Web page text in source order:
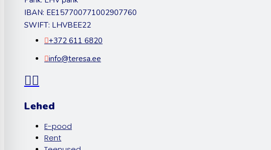
IBAN: EE157700771002907760
SWIFT: LHVBEE22
+372 611 6820
info@teresa.ee
Lehed
E-pood
Rent